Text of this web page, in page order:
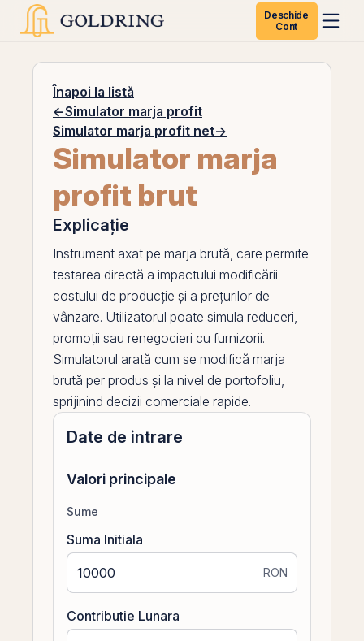
Deschide
Cont
Înapoi la listă
←Simulator marja profit
Simulator marja profit net→
Simulator marja
profit brut
Explicație
Instrument axat pe marja brută, care permite
testarea directă a impactului modificării
costului de producție și a prețurilor de
vânzare. Utilizatorul poate simula reduceri,
promoții sau renegocieri cu furnizorii.
Simulatorul arată cum se modifică marja
brută per produs și la nivel de portofoliu,
sprijinind decizii comerciale rapide.
Date de intrare
Valori principale
Sume
Suma Initiala
RON
Contributie Lunara